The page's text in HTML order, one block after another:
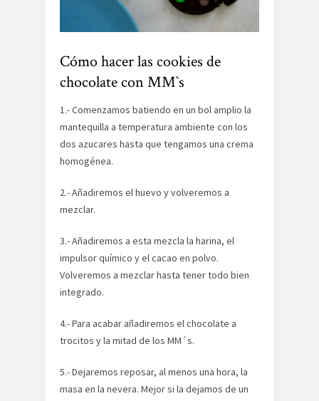
Cómo hacer las cookies de
chocolate con MM`s
1.- Comenzamos batiendo en un bol amplio la
mantequilla a temperatura ambiente con los
dos azucares hasta que tengamos una crema
homogénea.
2.- Añadiremos el huevo y volveremos a
mezclar.
3.- Añadiremos a esta mezcla la harina, el
impulsor químico y el cacao en polvo.
Volveremos a mezclar hasta tener todo bien
integrado.
4.- Para acabar añadiremos el chocolate a
trocitos y la mitad de los MM´s.
5.- Dejaremos reposar, al menos una hora, la
masa en la nevera. Mejor si la dejamos de un